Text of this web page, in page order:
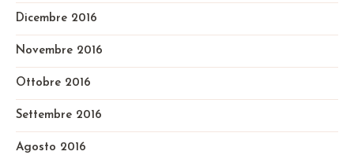
Dicembre 2016
Novembre 2016
Ottobre 2016
Settembre 2016
Agosto 2016